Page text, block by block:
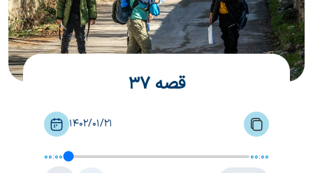
قصه 37
1402/01/21
00:00
00:00